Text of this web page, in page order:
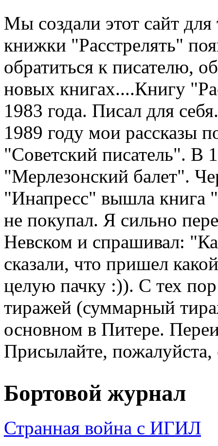
Мы создали этот сайт
книжки "Расстрелять"
обратиться к писателю,
новых книгах....Книгу
1983 года. Писал для
1989 году мои рассказы
"Советский писатель". В
"Мерлезонский балет".
"Инапресс" вышла книга
не покупал. Я сильно
Невском и спрашивал:
сказали, что пришел
целую пачку :)). С тех
тиражей (суммарный
основном в Питере.
Присылайте,
Бортовой журнал
Странная война с ИГИЛ